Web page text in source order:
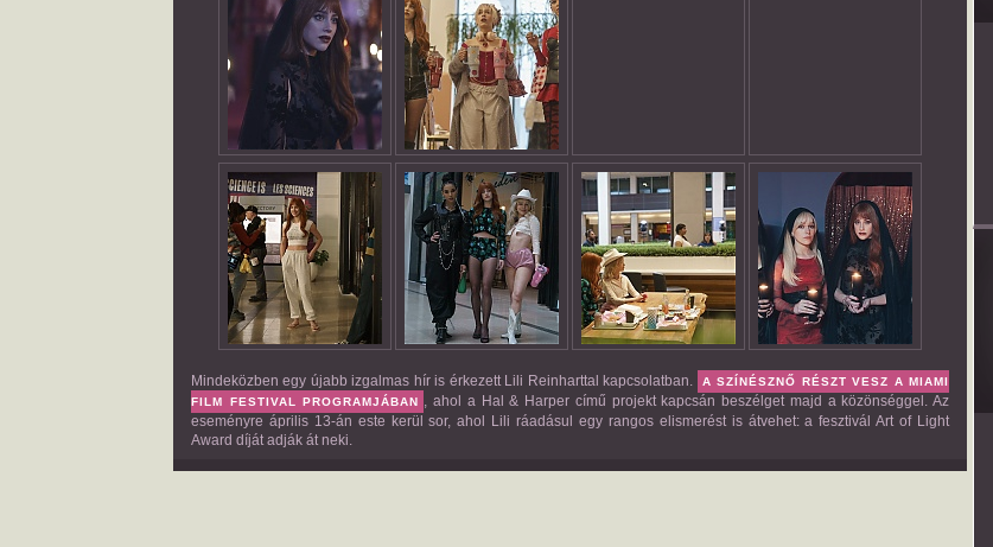
Mindeközben egy újabb izgalmas hír is érkezett Lili Reinharttal kapcsolatban. A SZÍNÉSZNŐ RÉSZT VESZ AMIAMI
FILM FESTIVAL
PROGRAMJÁBAN , ahol a Hal & Harper című projekt kapcsán beszélget majd a közönséggel. Az
eseményre április 13-án este kerül sor, ahol Lili ráadásul egy rangos elismerést is átvehet: a fesztivál Art of Light
Award díját adják át neki.